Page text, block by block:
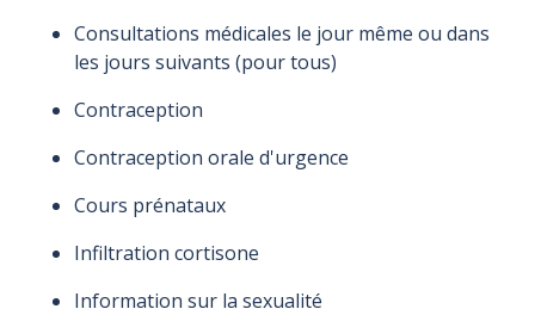
Consultations médicales le jour même ou dans
les jours suivants (pour tous)
Contraception
Contraception orale d'urgence
Cours prénataux
Infiltration cortisone
Information sur la sexualité